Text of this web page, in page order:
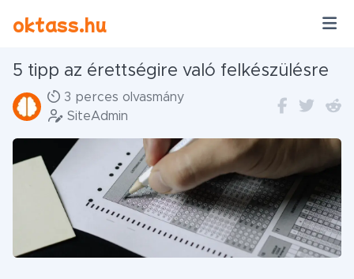
oktass.hu
5 tipp az érettségire való felkészülésre
3 perces olvasmány
SiteAdmin